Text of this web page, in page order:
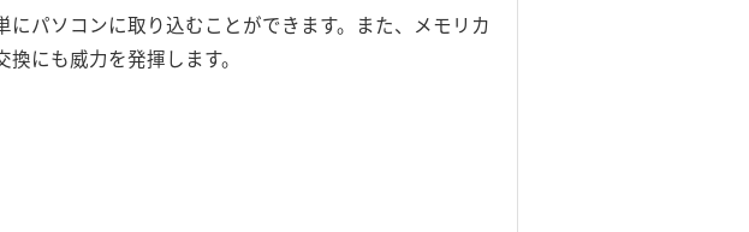
パソコンに取り込むことができます。また、メモリカ
にも威力を発揮します。